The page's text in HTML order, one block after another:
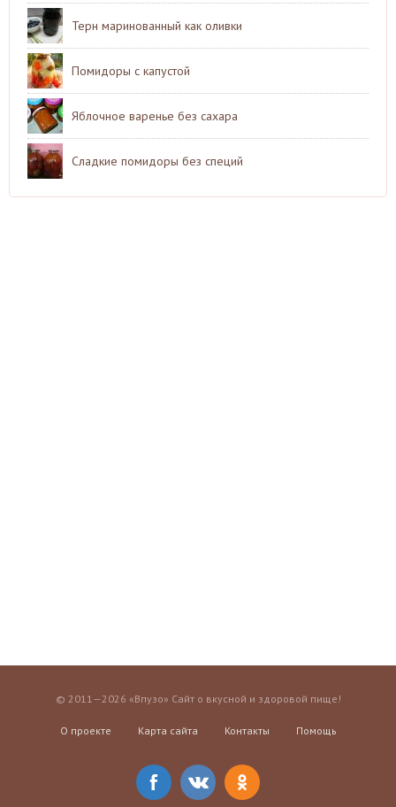
Терн маринованный как оливки
Помидоры с капустой
Яблочное варенье без сахара
Сладкие помидоры без специй
© 2011—2026 «Впузо» Сайт о вкусной и здоровой пище!
О проекте Карта сайта Контакты Помощь